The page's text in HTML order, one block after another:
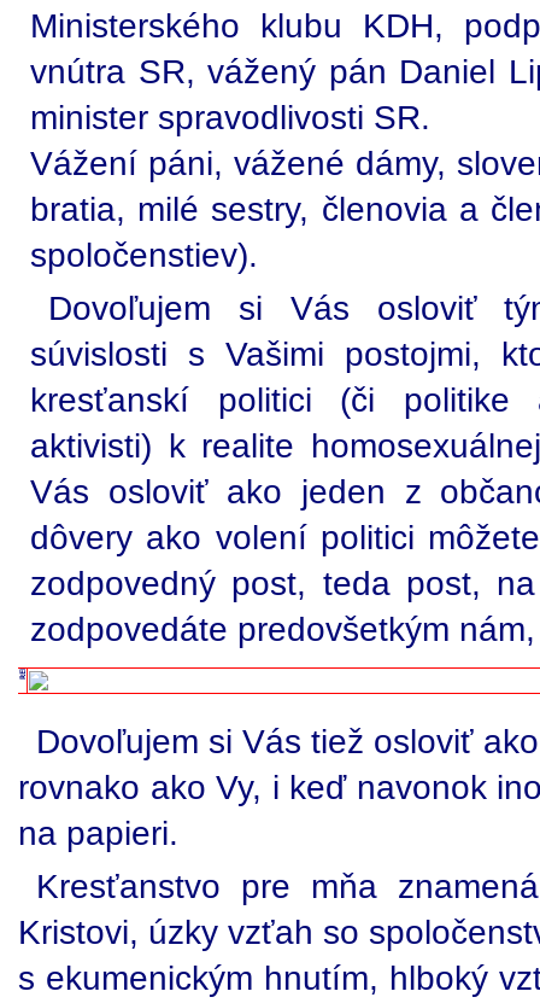
Ministerského klubu KDH,
vnútra SR, vážený pán Daniel
minister spravodlivosti SR.
Vážení páni, vážené dámy,
bratia, milé sestry, členovia a
spoločenstiev).
Dovoľujem si Vás osloviť
súvislosti s Vašimi postojmi,
kresťanskí politici (či politike
aktivisti) k realite
Vás osloviť ako jeden z
dôvery ako volení politici
zodpovedný post, teda post,
zodpovedáte predovšetkým
Dovoľujem si Vás tiež osloviť
rovnako ako Vy, i keď navonok
na papieri.
Kresťanstvo pre mňa
Kristovi, úzky vzťah so
s ekumenickým hnutím, hlboký